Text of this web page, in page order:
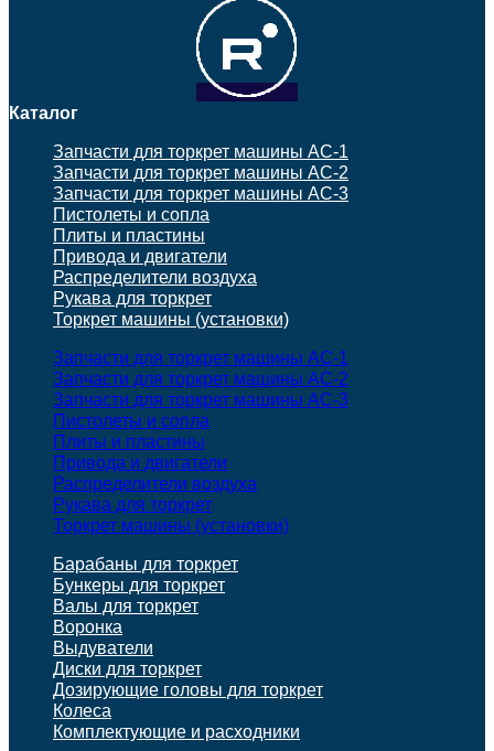
Каталог
Запчасти для торкрет машины АС-1
Запчасти для торкрет машины АС-2
Запчасти для торкрет машины АС-3
Пистолеты и сопла
Плиты и пластины
Привода и двигатели
Распределители воздуха
Рукава для торкрет
Торкрет машины (установки)
Запчасти для торкрет машины АС-1
Запчасти для торкрет машины АС-2
Запчасти для торкрет машины АС-3
Пистолеты и сопла
Плиты и пластины
Привода и двигатели
Распределители воздуха
Рукава для торкрет
Торкрет машины (установки)
Барабаны для торкрет
Бункеры для торкрет
Валы для торкрет
Воронка
Выдуватели
Диски для торкрет
Дозирующие головы для торкрет
Колеса
Комплектующие и расходники